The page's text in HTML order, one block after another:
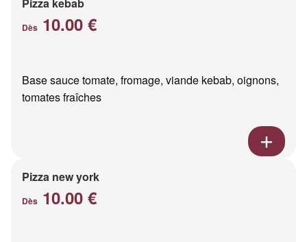
Dès 10.00 €
Base sauce tomate, fromage, viande kebab, oignons,
tomates fraîches
Pizza new york
Dès 10.00 €